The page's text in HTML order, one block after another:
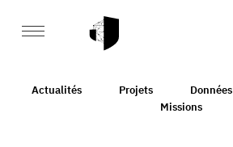
Actualités Projets Données
Missions